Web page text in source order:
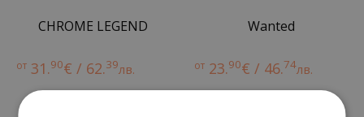
CHROME LEGEND
от 31.90€ / 62.39лв.
Wanted
от 23.90€ / 46.74лв.